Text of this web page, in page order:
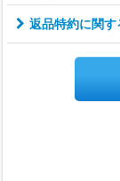
返品特約に関